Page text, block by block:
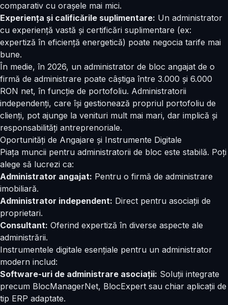
comparativ cu orașele mai mici.
Experiența și calificările suplimentare: Un administrator
cu experiență vastă și certificări suplimentare (ex:
expertiză în eficiență energetică) poate negocia tarife mai
bune.
În medie, în 2026, un administrator de bloc angajat de o
firmă de administrare poate câștiga între 3.000 și 6.000
RON net, în funcție de portofoliu. Administratorii
independenți, care își gestionează propriul portofoliu de
clienți, pot ajunge la venituri mult mai mari, dar implică și
responsabilități antreprenoriale.
Oportunități de Angajare și Instrumente Digitale
Piața muncii pentru administratorii de bloc este stabilă. Poți
alege să lucrezi ca:
Administrator angajat: Pentru o firmă de administrare
imobiliară.
Administrator independent: Direct pentru asociații de
proprietari.
Consultant: Oferind expertiză în diverse aspecte ale
administrării.
Instrumentele digitale esențiale pentru un administrator
modern includ:
Software-uri de administrare asociații: Soluții integrate
precum BlocManagerNet, BlocExpert sau chiar aplicații de
tip ERP adaptate.